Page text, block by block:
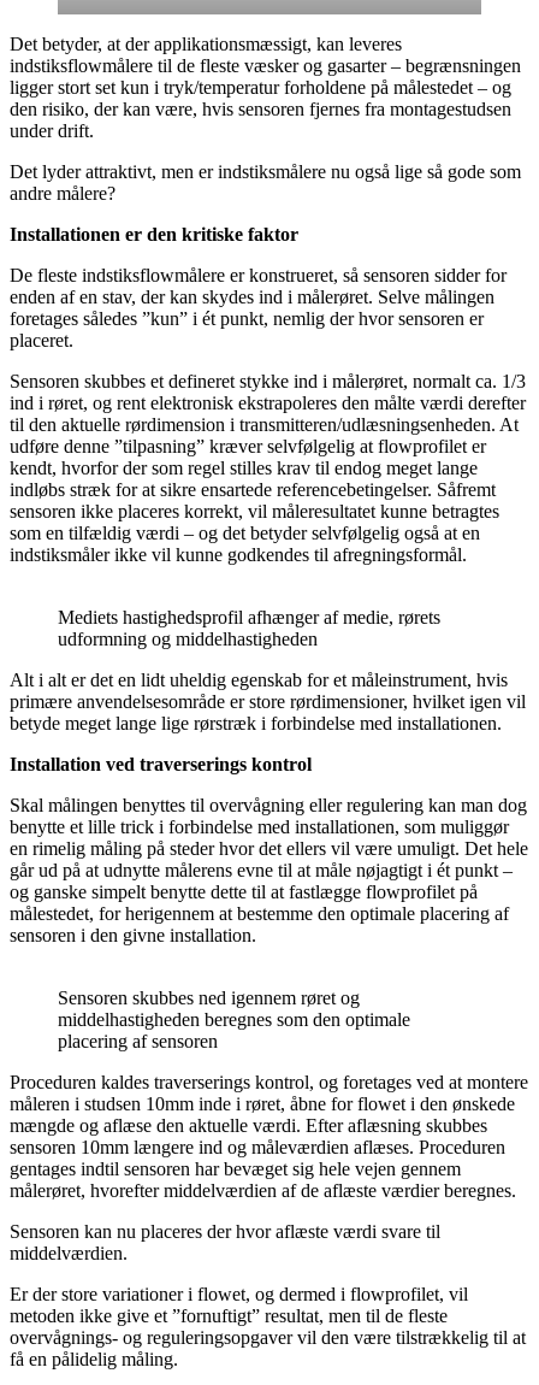
Det betyder, at der applikationsmæssigt, kan leveres
indstiksflowmålere til de fleste væsker og gasarter – begrænsningen
ligger stort set kun i tryk/temperatur forholdene på målestedet – og
den risiko, der kan være, hvis sensoren fjernes fra montagestudsen
under drift.
Det lyder attraktivt, men er indstiksmålere nu også lige så gode som
andre målere?
Installationen er den kritiske faktor
De fleste indstiksflowmålere er konstrueret, så sensoren sidder for
enden af en stav, der kan skydes ind i målerøret. Selve målingen
foretages således ”kun” i ét punkt, nemlig der hvor sensoren er
placeret.
Sensoren skubbes et defineret stykke ind i målerøret, normalt ca. 1/3
ind i røret, og rent elektronisk ekstrapoleres den målte værdi derefter
til den aktuelle rørdimension i transmitteren/udlæsningsenheden. At
udføre denne ”tilpasning” kræver selvfølgelig at flowprofilet er
kendt, hvorfor der som regel stilles krav til endog meget lange
indløbs stræk for at sikre ensartede referencebetingelser. Såfremt
sensoren ikke placeres korrekt, vil måleresultatet kunne betragtes
som en tilfældig værdi – og det betyder selvfølgelig også at en
indstiksmåler ikke vil kunne godkendes til afregningsformål.
Mediets hastighedsprofil afhænger af medie, rørets
udformning og middelhastigheden
Alt i alt er det en lidt uheldig egenskab for et måleinstrument, hvis
primære anvendelsesområde er store rørdimensioner, hvilket igen vil
betyde meget lange lige rørstræk i forbindelse med installationen.
Installation ved traverserings kontrol
Skal målingen benyttes til overvågning eller regulering kan man dog
benytte et lille trick i forbindelse med installationen, som muliggør
en rimelig måling på steder hvor det ellers vil være umuligt. Det hele
går ud på at udnytte målerens evne til at måle nøjagtigt i ét punkt –
og ganske simpelt benytte dette til at fastlægge flowprofilet på
målestedet, for herigennem at bestemme den optimale placering af
sensoren i den givne installation.
Sensoren skubbes ned igennem røret og
middelhastigheden beregnes som den optimale
placering af sensoren
Proceduren kaldes traverserings kontrol, og foretages ved at montere
måleren i studsen 10mm inde i røret, åbne for flowet i den ønskede
mængde og aflæse den aktuelle værdi. Efter aflæsning skubbes
sensoren 10mm længere ind og måleværdien aflæses. Proceduren
gentages indtil sensoren har bevæget sig hele vejen gennem
målerøret, hvorefter middelværdien af de aflæste værdier beregnes.
Sensoren kan nu placeres der hvor aflæste værdi svare til
middelværdien.
Er der store variationer i flowet, og dermed i flowprofilet, vil
metoden ikke give et ”fornuftigt” resultat, men til de fleste
overvågnings- og reguleringsopgaver vil den være tilstrækkelig til at
få en pålidelig måling.